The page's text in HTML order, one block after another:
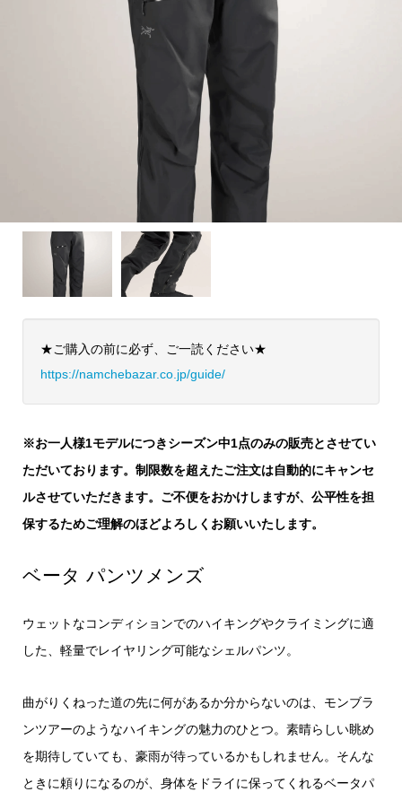
★ご購入の前に必ず、ご一読ください★
https://namchebazar.co.jp/guide/
※お一人様1モデルにつきシーズン中1点のみの販売とさせてい
ただいております。制限数を超えたご注文は自動的にキャンセ
ルさせていただきます。ご不便をおかけしますが、公平性を担
保するためご理解のほどよろしくお願いいたします。
ベータ パンツメンズ
ウェットなコンディションでのハイキングやクライミングに適
した、軽量でレイヤリング可能なシェルパンツ。
曲がりくねった道の先に何があるか分からないのは、モンブラ
ンツアーのようなハイキングの魅力のひとつ。素晴らしい眺め
を期待していても、豪雨が待っているかもしれません。そんな
ときに頼りになるのが、身体をドライに保ってくれるベータパ